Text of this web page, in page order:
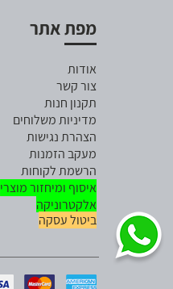
מפת אתר
אודות
צור קשר
תקנון חנות
מדיניות משלוחים
הצהרת נגישות
מעקב הזמנות
הרשמת לקוחות
איסוף ומיחזור מוצרי
אלקטרוניקה
ביטול עסקה